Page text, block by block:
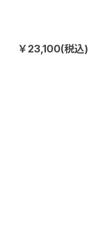
￥23,100(税込)